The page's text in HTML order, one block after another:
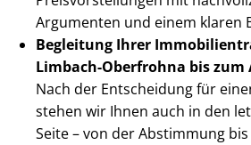
Argumenten und einem klaren
Begleitung Ihrer
Limbach-Oberfrohna bis zum
Nach der Entscheidung für
stehen wir Ihnen auch in den
Seite – von der Abstimmung